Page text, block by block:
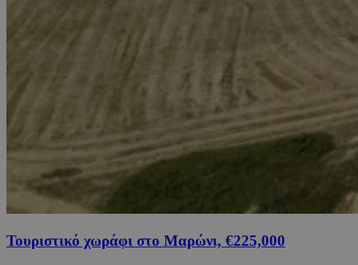
Τουριστικό χωράφι στο Μαρώνι, €225,000